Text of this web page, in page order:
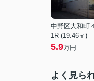
中野区大和町
1R (19.46㎡)
5.9万円
よく見ら